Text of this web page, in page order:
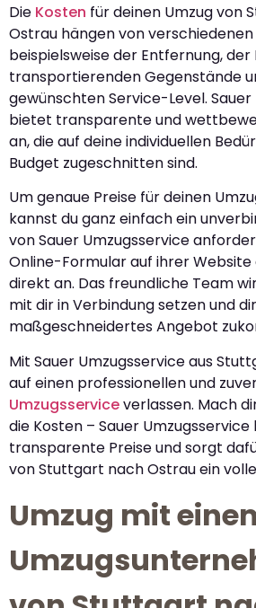
Die Kosten für deinen Umzug von
Ostrau hängen von
beispielsweise der Entfernung, der
transportierenden Gegenstände
gewünschten Service-Level.
bietet transparente und
an, die auf deine individuellen
Budget zugeschnitten sind.
Um genaue Preise für deinen
kannst du ganz einfach ein
von Sauer Umzugsservice
Online-Formular auf ihrer Website
direkt an. Das freundliche Team
mit dir in Verbindung setzen und
maßgeschneidertes Angebot
Mit Sauer Umzugsservice aus
auf einen professionellen und
Umzugsserviceverlassen. Mach
die Kosten – Sauer
transparente Preise und sorgt
von Stuttgart nach Ostrau ein
Umzug mit